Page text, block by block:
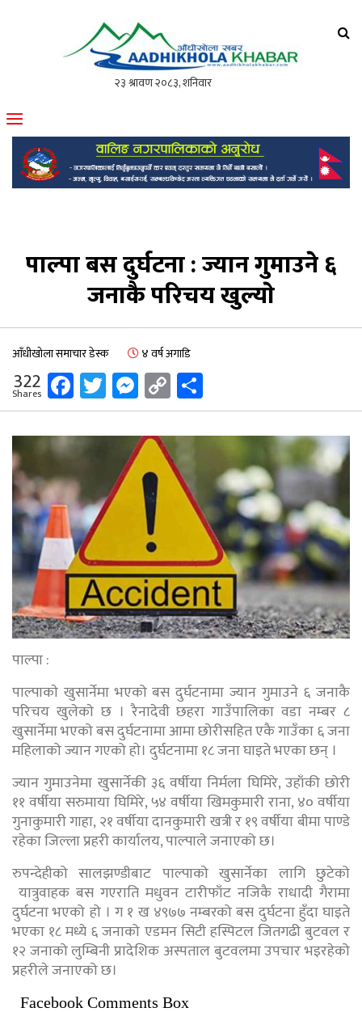
मोफसलकै लोकप्रिय अनलाइन पत्रिका
पाल्पा बस दुर्घटना : ज्यान गुमाउने ६
जनाकै परिचय खुल्याे
आँधीखोला समाचार डेस्क ४ वर्ष अगाडि
322
Shares Facebook
Twitter
Messenger
Copy
Link
पाल्पा :
पाल्पाकाे खुसार्नेमा भएको बस दुर्घटनामा ज्यान गुमाउने ६ जनाकै
परिचय खुलेकाे छ । रैनादेवी छहरा गाउँपालिका वडा नम्बर ८
खुसार्नेमा भएको बस दुर्घटनामा आमा छोरीसहित एकै गाउँका ६ जना
महिलाको ज्यान गएको हाे। दुर्घटनामा १८ जना घाइते भएका छन् ।
ज्यान गुमाउनेमा खुसार्नेकी ३६ वर्षीया निर्मला घिमिरे, उहाँकी छोरी
११ वर्षीया सरुमाया घिमिरे, ५४ वर्षीया खिमकुमारी राना, ४० वर्षीया
गुनाकुमारी गाहा, २१ वर्षीया दानकुमारी खत्री र १९ वर्षीया बीमा पाण्डे
रहेका जिल्ला प्रहरी कार्यालय, पाल्पाले जनाएको छ।
रुपन्देहीको सालझण्डीबाट पाल्पाको खुसार्नेका लागि छुटेको
यात्रुवाहक बस गएराति मधुवन टारीफाँट नजिकै राधादी गैरामा
दुर्घटना भएको हो । ग १ ख ४९७७ नम्बरको बस दुर्घटना हुँदा घाइते
भएका १८ मध्ये ६ जनाको एडमन सिटी हस्पिटल जितगढी बुटवल र
१२ जनाको लुम्बिनी प्रादेशिक अस्पताल बुटवलमा उपचार भइरहेको
प्रहरीले जनाएको छ।
Facebook Comments Box